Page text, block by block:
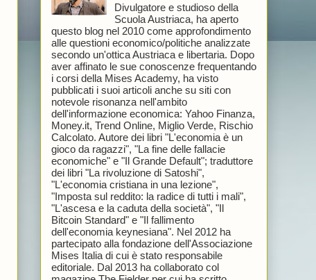
Divulgatore e studioso della
Scuola Austriaca, ha aperto
questo blog nel 2010 come approfondimento
alle questioni economico/politiche analizzate
secondo un'ottica Austriaca e libertaria. Dopo
aver affinato le sue conoscenze frequentando
i corsi della Mises Academy, ha visto
pubblicati i suoi articoli anche su siti con
notevole risonanza nell'ambito
dell'informazione economica: Yahoo Finanza,
Money.it, Trend Online, Miglio Verde, Rischio
Calcolato. Autore dei libri "L'economia è un
gioco da ragazzi", "La fine delle fallacie
economiche" e "Il Grande Default"; traduttore
dei libri "La rivoluzione di Satoshi",
"L'economia cristiana in una lezione",
"Imposta sul reddito: la radice di tutti i mali",
"L'ascesa e la caduta della società", "Il
Bitcoin Standard" e "Il fallimento
dell'economia keynesiana". Nel 2012 ha
partecipato alla fondazione dell'Associazione
Mises Italia di cui è stato responsabile
editoriale. Dal 2013 ha collaborato col